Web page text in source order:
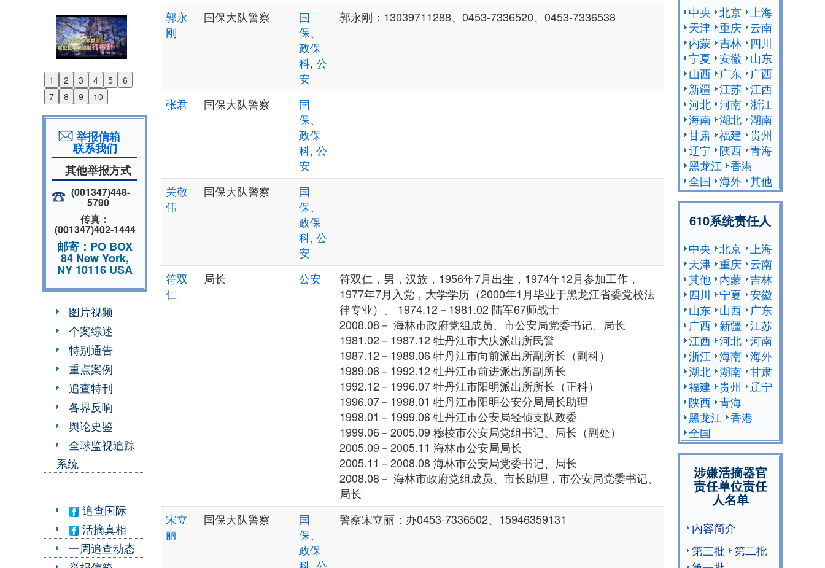
1 2 3 4 5
6
7
8 9 10
Previous
Next
举报信箱
联系我们
其他举报方式
(001347)448-
5790
传真：
(001347)402-1444
邮寄：PO BOX
84 New York,
NY 10116 USA
图片视频
个案综述
特别通告
重点案例
追查特刊
各界反响
舆论史鉴
全球监视追踪
系统
追查国际
活摘真相
一周追查动态
郭永
刚
国保大队警察
国
保、
政保
科, 公
安
郭永刚：13039711288、0453-7336520、0453-7336538
张君 国保大队警察
国
保、
政保
科, 公
安
关敬
伟
国保大队警察
国
保、
政保
科, 公
安
符双
仁
局长 公安
符双仁，男，汉族，1956年7月出生，1974年12月参加工作，
1977年7月入党，大学学历（2000年1月毕业于黑龙江省委党校法
律专业）。 1974.12－1981.02 陆军67师战士
2008.08－ 海林市政府党组成员、市公安局党委书记、局长
1981.02－1987.12 牡丹江市大庆派出所民警
1987.12－1989.06 牡丹江市向前派出所副所长（副科）
1989.06－1992.12 牡丹江市前进派出所副所长
1992.12－1996.07 牡丹江市阳明派出所所长（正科）
1996.07－1998.01 牡丹江市阳明公安分局局长助理
1998.01－1999.06 牡丹江市公安局经侦支队政委
1999.06－2005.09 穆棱市公安局党组书记、局长（副处）
2005.09－2005.11 海林市公安局局长
2005.11－2008.08 海林市公安局党委书记、局长
2008.08－ 海林市政府党组成员、市长助理，市公安局党委书记、
局长
宋立
丽
国保大队警察
国
保、
政保
警察宋立丽：办0453-7336502、15946359131
中央 北京
上海
天津 重庆 云南
内蒙 吉林
四川
宁夏 安徽
山东
山西
广东
广西
新疆 江苏 江西
河北 河南 浙江
海南 湖北 湖南
甘肃 福建 贵州
辽宁
陕西 青海
黑龙江 香港
全国 海外 其他
610系统责任人
中央 北京
上海
天津 重庆 云南
其他 内蒙 吉林
四川
宁夏 安徽
山东 山西
广东
广西 新疆 江苏
江西 河北 河南
浙江 海南 海外
湖北 湖南 甘肃
福建 贵州
辽宁
陕西 青海
黑龙江 香港
全国
涉嫌活摘器官
责任单位责任
人名单
内容简介
第三批
第二批